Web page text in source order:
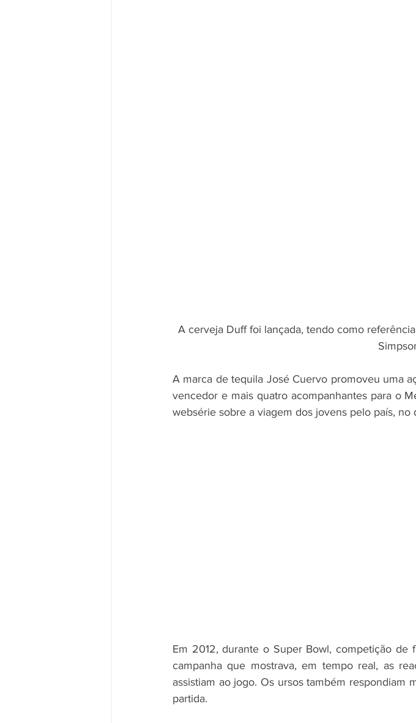
A cerveja Duff foi lançada, tendo como
A marca de tequila José Cuervo promoveu uma
vencedor e mais quatro acompanhantes para o
websérie sobre a viagem dos jovens pelo país, no
Em 2012, durante o Super Bowl, competição de
campanha que mostrava, em tempo real, as
assistiam ao jogo. Os ursos também respondiam
partida.